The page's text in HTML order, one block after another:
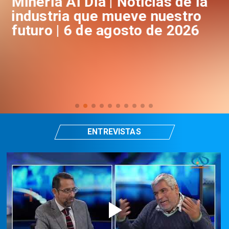
industria que mueve nuestro
futuro | 6 de agosto de 2026
ENTREVISTAS